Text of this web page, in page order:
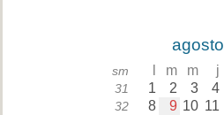
agosto
sm m m j
31 1 2 3 4
32 8 9 10 11